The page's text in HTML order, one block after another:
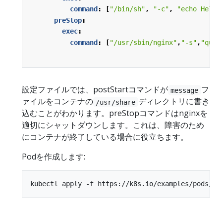
command : ["/bin/sh", "-c",
"echo
preStop:
exec:
command : ["/usr/sbin/nginx" , "-s" ,
設定ファイルでは、postStartコマンドが message フ
ァイルをコンテナの /usr/share ディレクトリに書き
込むことがわかります。preStopコマンドはnginxを
適切にシャットダウンします。これは、障害のため
にコンテナが終了している場合に役立ちます。
Podを作成します: